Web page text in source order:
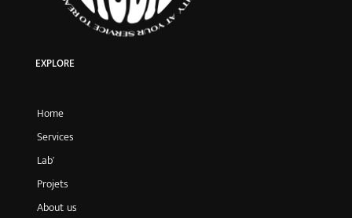
EXPLORE
Home
Services
Lab’
Projets
About us